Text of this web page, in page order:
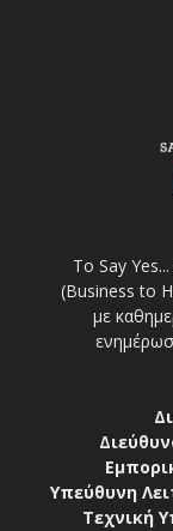
Το Say
(Business to
με
Υπεύθυνη
Τεχνική